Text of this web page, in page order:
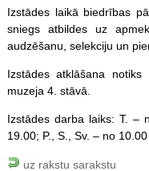
Izstādes laikā biedrības
sniegs atbildes uz
audzēšanu, selekciju un
Izstādes atklāšana
muzeja 4. stāvā.
Izstādes darba laiks: T. –
19.00; P., S., Sv. – no
uz rakstu sarakstu